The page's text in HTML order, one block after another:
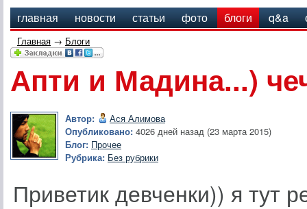
главная новости статьи фото блоги q&a
Главная → Блоги
Апти и Мадина...)
Автор:
Ася Алимова
Опубликовано: 4026 дней назад (23 марта 2015)
Блог: Прочее
Рубрика: Без рубрики
Приветик девченки)) я тут